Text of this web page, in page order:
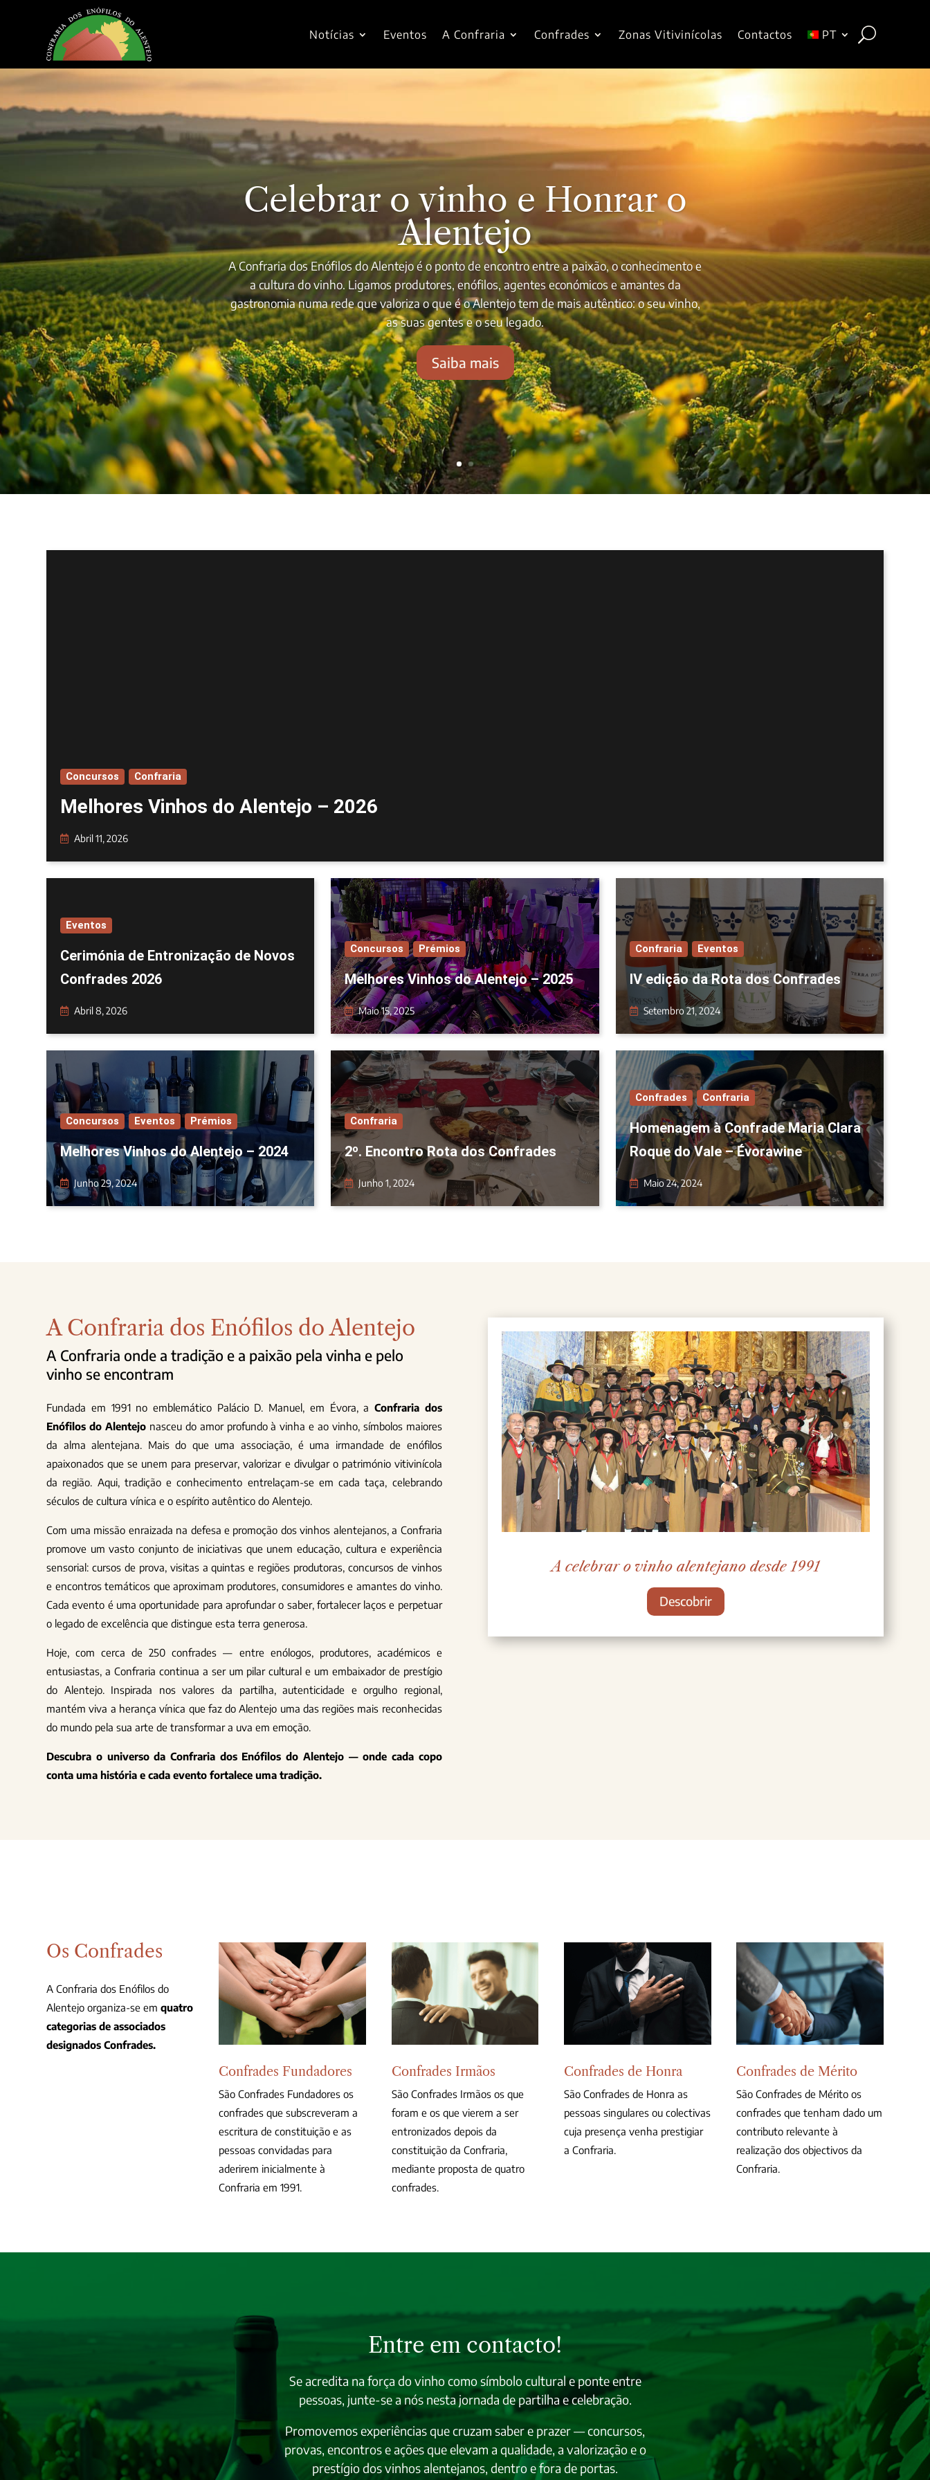
Notícias Eventos A Confraria Confrades Zonas Vitivinícolas Contactos PT
Celebrar o vinho e Honrar o
Alentejo
A Confraria dos Enófilos do Alentejo é o ponto de encontro entre a paixão, o conhecimento e
a cultura do vinho. Ligamos produtores, enófilos, agentes económicos e amantes da
gastronomia numa rede que valoriza o que é o Alentejo tem de mais autêntico: o seu vinho,
as suas gentes e o seu legado.
Saiba mais
Concursos Confraria
Melhores Vinhos do Alentejo – 2026
Abril 11, 2026
Eventos
Cerimónia de Entronização de Novos
Confrades 2026
Abril 8, 2026
Concursos Prémios
Melhores Vinhos do Alentejo – 2025
Maio 15, 2025
Confraria Eventos
IV edição da Rota dos Confrades
Setembro 21, 2024
Concursos Eventos Prémios
Melhores Vinhos do Alentejo – 2024
Junho 29, 2024
Confraria
2º. Encontro Rota dos Confrades
Junho 1, 2024
Confrades Confraria
Homenagem à Confrade Maria Clara
Roque do Vale – Évorawine
Maio 24, 2024
A Confraria dos Enófilos do Alentejo
A Confraria onde a tradição e a paixão pela vinha e pelo
vinho se encontram
Fundada em 1991 no emblemático Palácio D. Manuel, em Évora, aConfraria dos
Enófilos do Alentejonasceu do amor profundo à vinha e ao vinho, símbolos maiores
da alma alentejana. Mais do que uma associação, é uma irmandade de enófilos
apaixonados que se unem para preservar, valorizar e divulgar o património vitivinícola
da região. Aqui, tradição e conhecimento entrelaçam-se em cada taça, celebrando
séculos de cultura vínica e o espírito autêntico do Alentejo.
Com uma missão enraizada na defesa e promoção dos vinhos alentejanos, a Confraria
promove um vasto conjunto de iniciativas que unem educação, cultura e experiência
sensorial: cursos de prova, visitas a quintas e regiões produtoras, concursos de vinhos
e encontros temáticos que aproximam produtores, consumidores e amantes do vinho.
Cada evento é uma oportunidade para aprofundar o saber, fortalecer laços e perpetuar
o legado de excelência que distingue esta terra generosa.
Hoje, com cerca de 250 confrades — entre enólogos, produtores, académicos e
entusiastas, a Confraria continua a ser um pilar cultural e um embaixador de prestígio
do Alentejo. Inspirada nos valores da partilha, autenticidade e orgulho regional,
mantém viva a herança vínica que faz do Alentejo uma das regiões mais reconhecidas
do mundo pela sua arte de transformar a uva em emoção.
Descubra o universo da Confraria dos Enófilos do Alentejo — onde cada copo
conta uma história e cada evento fortalece uma tradição.
A celebrar o vinho alentejano desde 1991
Descobrir
Os Confrades
A Confraria dos Enófilos do
Alentejo organiza-se em quatro
categorias de associados
designados Confrades.
Confrades Fundadores
São Confrades Fundadores os
confrades que subscreveram a
escritura de constituição e as
pessoas convidadas para
aderirem inicialmente à
Confraria em 1991.
Confrades Irmãos
São Confrades Irmãos os que
foram e os que vierem a ser
entronizados depois da
constituição da Confraria,
mediante proposta de quatro
confrades.
Confrades de Honra
São Confrades de Honra as
pessoas singulares ou colectivas
cuja presença venha prestigiar
a Confraria.
Confrades de Mérito
São Confrades de Mérito os
confrades que tenham dado um
contributo relevante à
realização dos objectivos da
Confraria.
Entre em contacto!
Se acredita na força do vinho como símbolo cultural e ponte entre
pessoas, junte-se a nós nesta jornada de partilha e celebração.
Promovemos experiências que cruzam saber e prazer — concursos,
provas, encontros e ações que elevam a qualidade, a valorização e o
prestígio dos vinhos alentejanos, dentro e fora de portas.